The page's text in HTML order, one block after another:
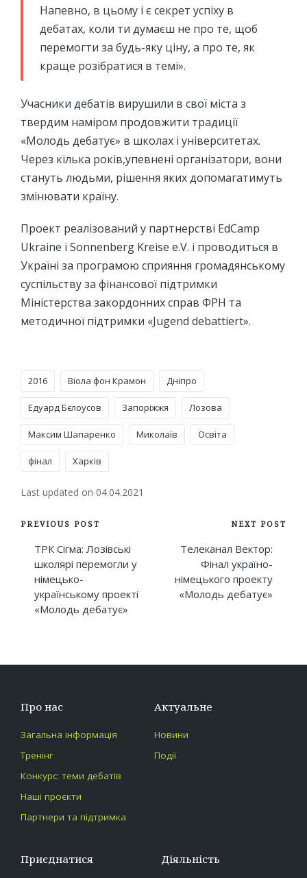
Напевно, в цьому і є секрет успіху в
дебатах, коли ти думаєш не про те, щоб
перемогти за будь-яку ціну, а про те, як
краще розібратися в темі».
Учасники дебатів вирушили в свої міста з
твердим наміром продовжити традиції
«Молодь дебатує» в школах і університетах.
Через кілька років,упевнені організатори, вони
стануть людьми, рішення яких допомагатимуть
змінювати країну.
Проект реалізований у партнерстві EdCamp
Ukraine і Sonnenberg Kreise e.V. і проводиться в
Україні за програмою сприяння громадянському
суспільству за фінансової підтримки
Міністерства закордонних справ ФРН та
методичної підтримки «Jugend debattiert».
2016 Віола фон Крамон Дніпро
Едуард Бєлоусов Запоріжжя Лозова
Максим Шапаренко Миколаїв Освіта
фінал Харків
Last updated on 04.04.2021
Post
navigation
PREVIOUS POST
ТРК Сігма: Лозівські
школярі перемогли у
німецько-
українському проекті
«Молодь дебатує»
NEXT POST
Телеканал Вектор:
Фінал україно-
німецького проекту
«Молодь дебатує»
Про нас
Загальна інформація
Тренінг
Конкурс: теми дебатів
Наші проєкти
Партнери та підтримка
Актуальне
Новини
Події
Приєднатися Діяльність